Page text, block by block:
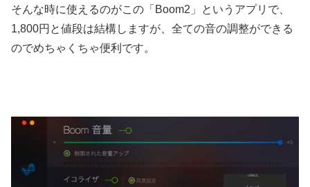
そんな時に使えるのがこの「Boom2」というアプリで、
1,800円と値段は結構しますが、全ての音の調整ができる
のでめちゃくちゃ便利です。